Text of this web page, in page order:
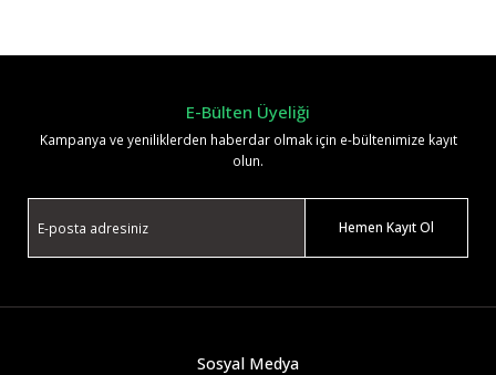
E-Bülten Üyeliği
Kampanya ve yeniliklerden haberdar olmak için e-bültenimize kayıt
olun.
Hemen Kayıt Ol
Sosyal Medya